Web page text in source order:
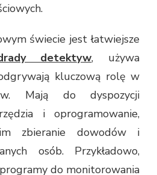
świecie jest łatwiejsze
detektyw, używa
kluczową rolę w
Mają do dyspozycji
i oprogramowanie,
zbieranie dowodów i
osób. Przykładowo,
do monitorowania